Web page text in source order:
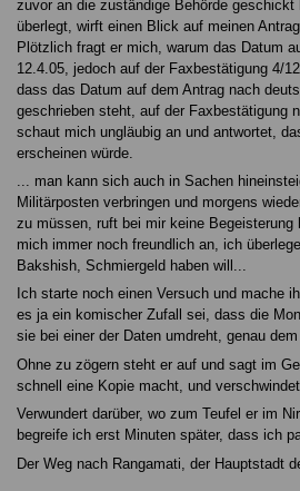
zuvor an die zuständige Behörde geschickt
überlegt, wirft einen Blick auf meinen
Plötzlich fragt er mich, warum das Datum
12.4.05, jedoch auf der Faxbestätigung 4/
dass das Datum auf dem Antrag nach
geschrieben steht, auf der Faxbestätigung
schaut mich ungläubig an und antwortet,
erscheinen würde.
... man kann sich auch in Sachen
Militärposten verbringen und morgens
zu müssen, ruft bei mir keine Begeisterung
mich immer noch freundlich an, ich
Bakshish, Schmiergeld haben will...
Ich starte noch einen Versuch und mache
es ja ein komischer Zufall sei, dass die
sie bei einer der Daten umdreht, genau
Ohne zu zögern steht er auf und sagt im
schnell eine Kopie macht, und verschwindet.
Verwundert darüber, wo zum Teufel er im
begreife ich erst Minuten später, dass ich
Der Weg nach Rangamati, der Hauptstadt